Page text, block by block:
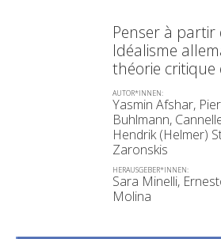
Penser à partir
Idéalisme
théorie critique
AUTOR*INNEN:
Yasmin Afshar,
Buhlmann,
Hendrik (Helmer)
Zaronskis
HERAUSGEBER*INNEN:
Sara Minelli,
Molina